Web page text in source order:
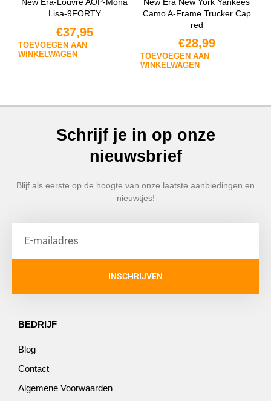
Lisa-9FORTY
€37,95
TOEVOEGEN AAN
WINKELWAGEN
Camo A-Frame Trucker Cap
red
€28,99
TOEVOEGEN AAN
WINKELWAGEN
Schrijf je in op onze
nieuwsbrief
Blijf als eerste op de hoogte van onze laatste aanbiedingen en
nieuwtjes!
INSCHRIJVEN
BEDRIJF
Blog
Contact
Algemene Voorwaarden